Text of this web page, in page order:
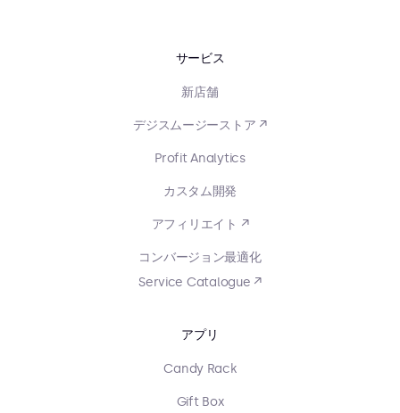
サービス
新店舗
デジスムージーストア ↗
Profit Analytics
カスタム開発
アフィリエイト ↗
コンバージョン最適化
Service Catalogue ↗
アプリ
Candy Rack
Gift Box